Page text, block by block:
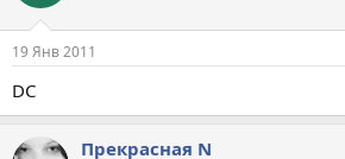
19 Янв 2011
DC
Прекрасная N